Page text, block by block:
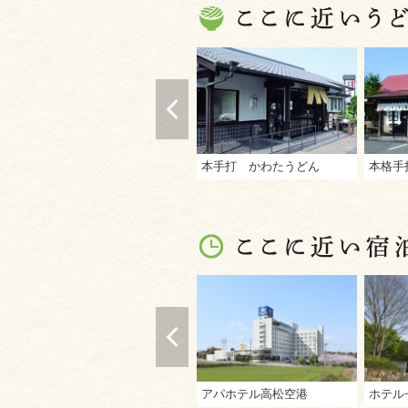
本手打 かわたうどん 本格
アパホテル高松空港 ホテル